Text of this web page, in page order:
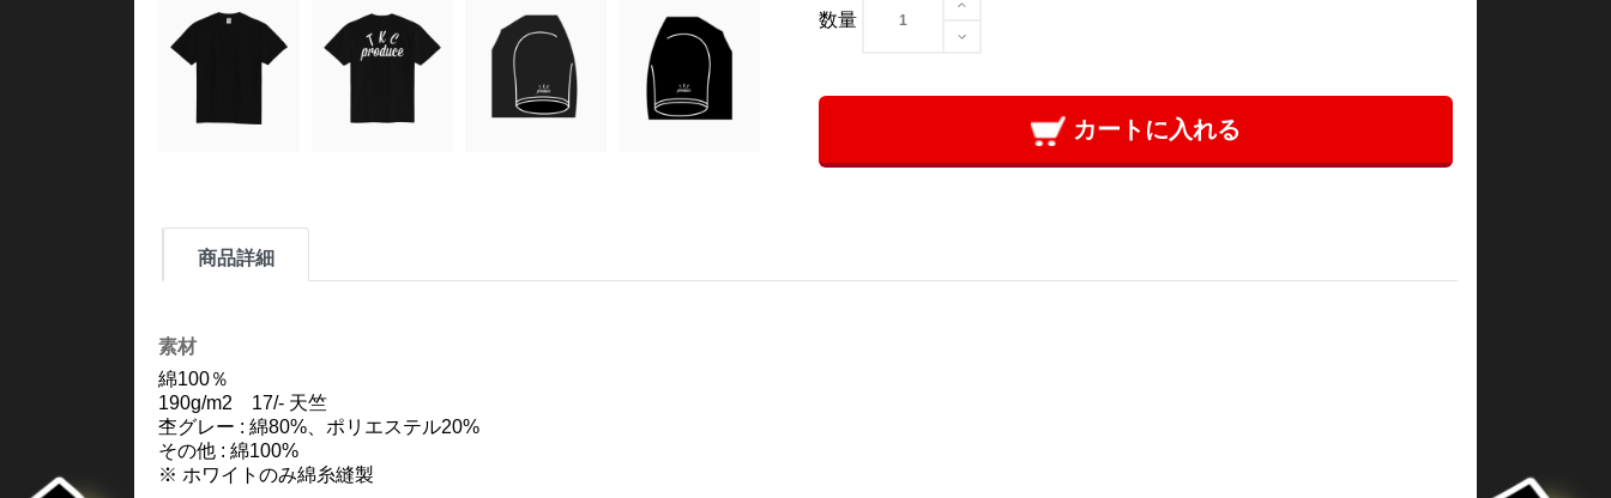
数量
カートに入れる
商品詳細
素材
綿100％
190g/m2 17/- 天竺
杢グレー : 綿80%、ポリエステル20%
その他 : 綿100%
※ ホワイトのみ綿糸縫製